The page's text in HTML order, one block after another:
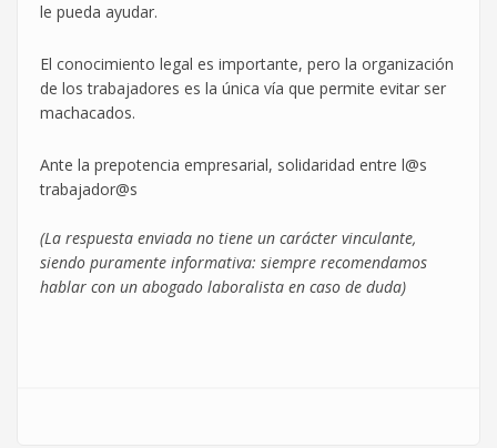
le pueda ayudar.
El conocimiento legal es importante, pero la organización
de los trabajadores es la única vía que permite evitar ser
machacados.
Ante la prepotencia empresarial, solidaridad entre l@s
trabajador@s
(La respuesta enviada no tiene un carácter vinculante,
siendo puramente informativa: siempre recomendamos
hablar con un abogado laboralista en caso de duda)